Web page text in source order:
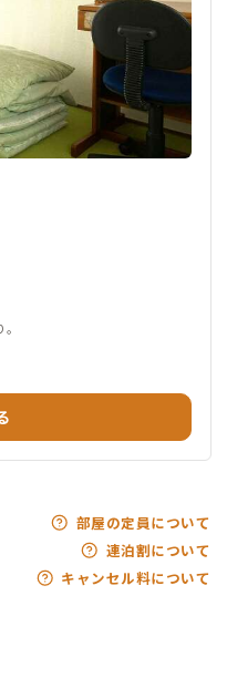
部屋の定員について
連泊割について
キャンセル料について